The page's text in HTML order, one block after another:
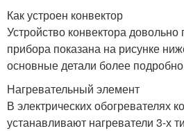
Как устроен конвектор
Устройство конвектора
прибора показана на рисунке
основные детали более
Нагревательный элемент
В электрических обогревателях
устанавливают нагреватели 3-х